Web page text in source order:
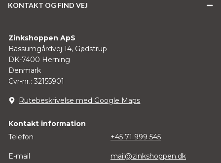
KONTAKT OG FIND VEJ
Zinkshoppen ApS
Bassumgårdvej 14, Gødstrup
DK-7400 Herning
Denmark
Cvr-nr.: 32155901
Rutebeskrivelse med Google Maps
Kontakt information
Telefon
E-mail
+45 71 999 545
mail@zinkshoppen.dk